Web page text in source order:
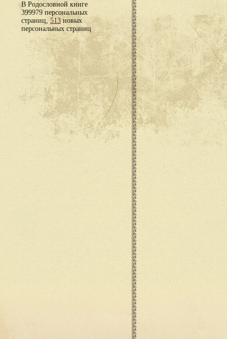
В Родословной книге
399979 персональных
страниц,513новых
персональных страниц